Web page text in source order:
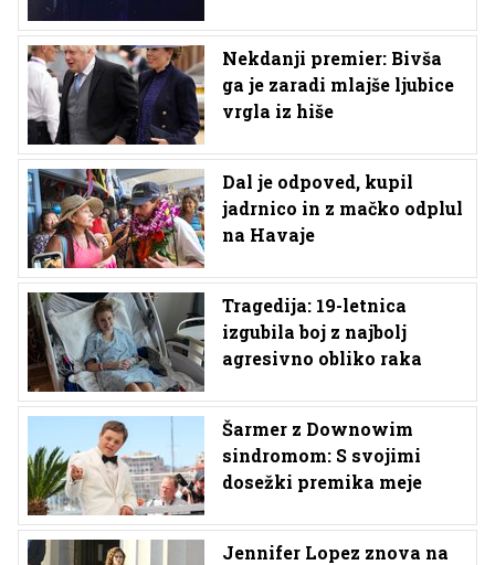
Nekdanji premier: Bivša
ga je zaradi mlajše ljubice
vrgla iz hiše
Dal je odpoved, kupil
jadrnico in z mačko odplul
na Havaje
Tragedija: 19-letnica
izgubila boj z najbolj
agresivno obliko raka
Šarmer z Downowim
sindromom: S svojimi
dosežki premika meje
Jennifer Lopez znova na